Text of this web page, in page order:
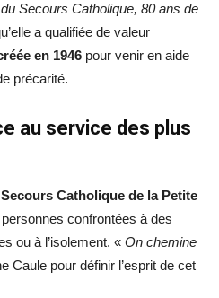
Secours Catholique, 80 ans de
a qualifiée de valeur
en 1946 pour venir en aide
précarité.
au service des plus
Secours Catholique de la Petite
confrontées à des
ou à l’isolement. « On chemine
Caule pour définir l’esprit de cet